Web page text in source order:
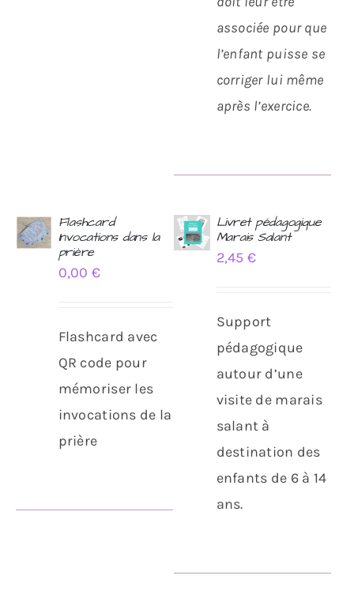
associée pour que
l’enfant puisse se
corriger lui même
après l’exercice.
AJOUTER
PANIER
Flashcard
Invocations dans la
prière
0,00€
Flashcard avec
QR code pour
mémoriser les
invocations de la
prière
AJOUTER
Livret pédagogique
Marais Salant
2,45 €
Support
pédagogique
autour d’une
visite de marais
salant à
destination des
enfants de 6 à 14
ans.